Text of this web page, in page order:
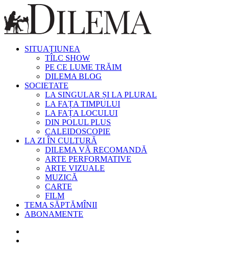
SITUAȚIUNEA
TÎLC SHOW
PE CE LUME TRĂIM
DILEMA BLOG
SOCIETATE
LA SINGULAR ȘI LA PLURAL
LA FAȚA TIMPULUI
LA FAȚA LOCULUI
DIN POLUL PLUS
CALEIDOSCOPIE
LA ZI ÎN CULTURĂ
DILEMA VĂ RECOMANDĂ
ARTE PERFORMATIVE
ARTE VIZUALE
MUZICĂ
CARTE
FILM
TEMA SĂPTĂMÎNII
ABONAMENTE